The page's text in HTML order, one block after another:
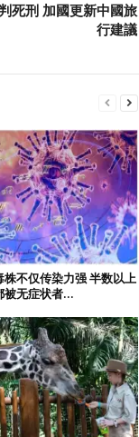
死刑 加國更新中國旅
行建議
株不仅传染力强 半数以上
被无症状者...